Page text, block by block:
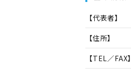
【代表者】
【住所】
【TEL／FAX】